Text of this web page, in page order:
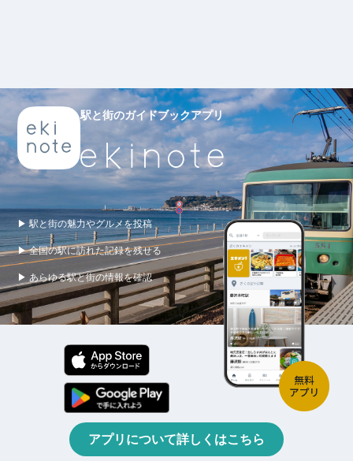
駅と街のガイドブックアプリ
▶ 駅と街の魅力やグルメを投稿
▶ 全国の駅に訪れた記録を残せる
▶ あらゆる駅と街の情報を確認
アプリについて詳しくはこちら